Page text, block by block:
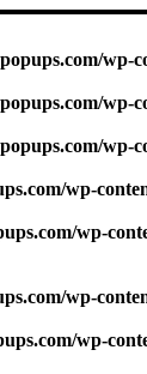
wp-
wp-
wp-
wp-
wp-
wp-
wp-